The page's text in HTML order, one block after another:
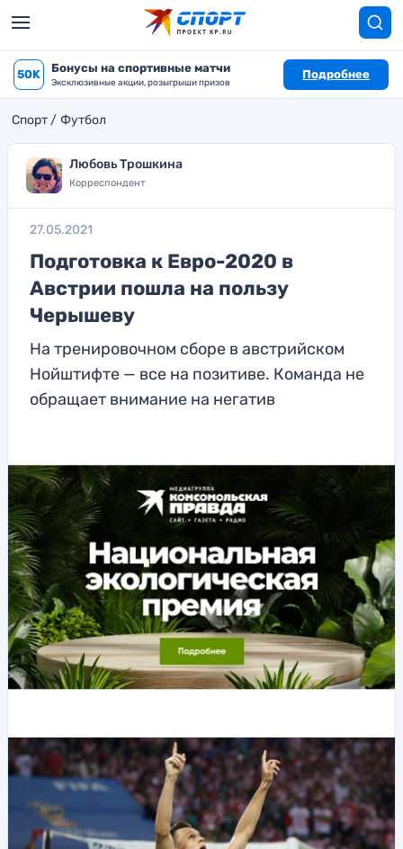
50K Бонусы на спортивные матчи
Эксклюзивные акции, розыгрыши призов
Подробнее
Спорт Футбол
Любовь Трошкина
Корреспондент
27.05.2021
Подготовка к Евро-2020 в
Австрии пошла на пользу
Черышеву
На тренировочном сборе в австрийском
Нойштифте — все на позитиве. Команда не
обращает внимание на негатив